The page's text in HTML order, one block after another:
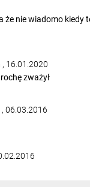
że nie wiadomo kiedy
, 16.01.2020
zważył
, 06.03.2016